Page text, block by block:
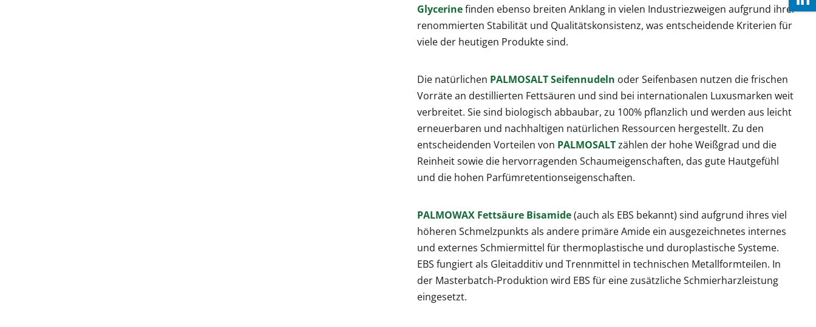
Glycerinefinden ebenso breiten Anklang in vielen Industriezweigen aufgrund ihrer
renommierten Stabilität und Qualitätskonsistenz, was entscheidende Kriterien für
viele der heutigen Produkte sind.
Die natürlichen PALMOSALT Seifennudeln oder Seifenbasen nutzen die frischen
Vorräte an destillierten Fettsäuren und sind bei internationalen Luxusmarken weit
verbreitet. Sie sind biologisch abbaubar, zu 100% pflanzlich und werden aus leicht
erneuerbaren und nachhaltigen natürlichen Ressourcen hergestellt. Zu den
entscheidenden Vorteilen von PALMOSALTzählen der hohe Weißgrad und die
Reinheit sowie die hervorragenden Schaumeigenschaften, das gute Hautgefühl
und die hohen Parfümretentionseigenschaften.
PALMOWAX Fettsäure Bisamide(auch als EBS bekannt) sind aufgrund ihres viel
höheren Schmelzpunkts als andere primäre Amide ein ausgezeichnetes internes
und externes Schmiermittel für thermoplastische und duroplastische Systeme.
EBS fungiert als Gleitadditiv und Trennmittel in technischen Metallformteilen. In
der Masterbatch-Produktion wird EBS für eine zusätzliche Schmierharzleistung
eingesetzt.